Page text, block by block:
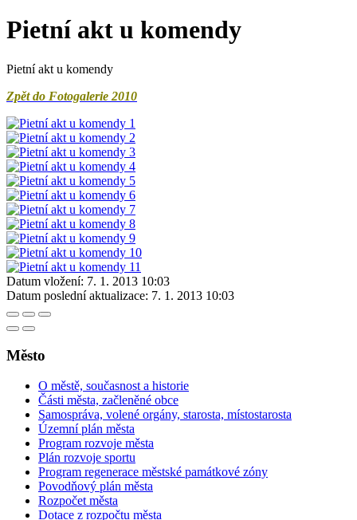
Pietní akt u komendy
Pietní akt u komendy
Zpět do Fotogalerie 2010
Datum vložení: 7. 1. 2013 10:03
Datum poslední aktualizace: 7. 1. 2013 10:03
Město
O městě, současnost a historie
Části města, začleněné obce
Samospráva, volené orgány, starosta, místostarosta
Územní plán města
Program rozvoje města
Plán rozvoje sportu
Program regenerace městské památkové zóny
Povodňový plán města
Rozpočet města
Dotace z rozpočtu města